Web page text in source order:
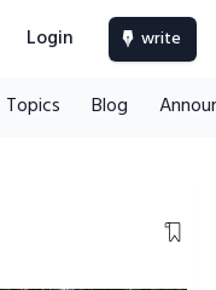
Login write
Topics Blog